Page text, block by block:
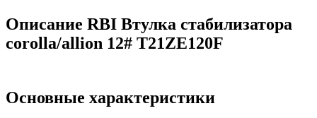
Описание RBI Втулка стабилизатора
corolla/allion 12# T21ZE120F
Основные характеристики